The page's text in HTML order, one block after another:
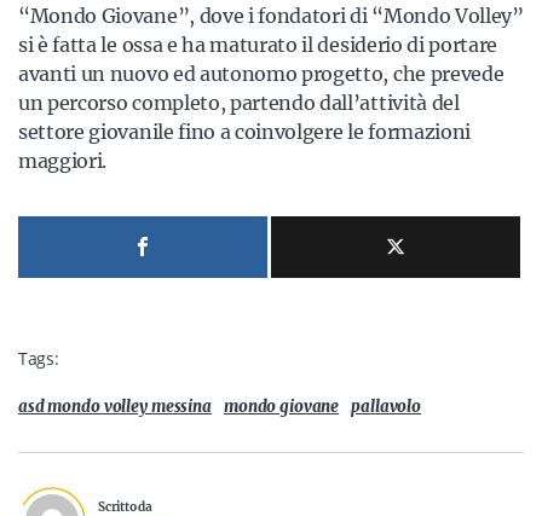
“Mondo Giovane”, dove i fondatori di “Mondo Volley”
si è fatta le ossa e ha maturato il desiderio di portare
avanti un nuovo ed autonomo progetto, che prevede
un percorso completo, partendo dall’attività del
settore giovanile fino a coinvolgere le formazioni
maggiori.
Tags:
asd mondo volley messina mondo giovane pallavolo
Scritto da